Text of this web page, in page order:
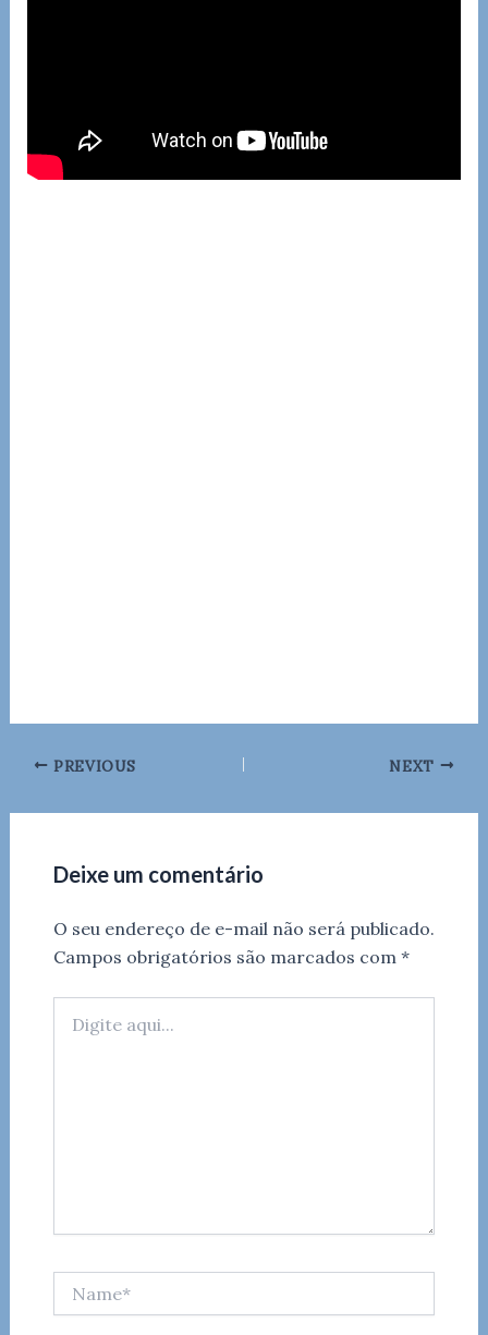
PREVIOUS NEXT
Deixe um comentário
O seu endereço de e-mail não será publicado.
Campos obrigatórios são marcados com *
aqui...